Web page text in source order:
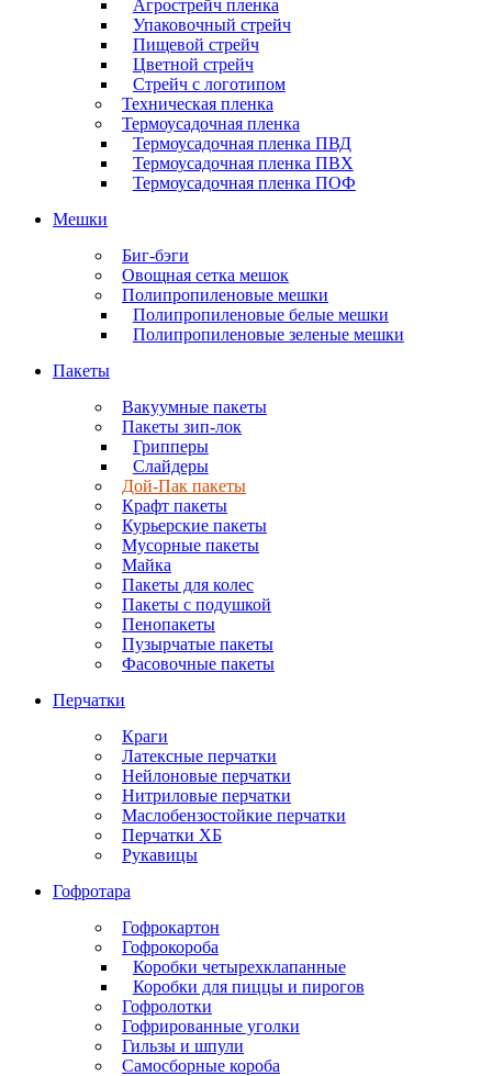
Агрострейч пленка
Упаковочный стрейч
Пищевой стрейч
Цветной стрейч
Стрейч с логотипом
Техническая пленка
Термоусадочная пленка
Термоусадочная пленка ПВД
Термоусадочная пленка ПВХ
Термоусадочная пленка ПОФ
Мешки
Биг-бэги
Овощная сетка мешок
Полипропиленовые мешки
Полипропиленовые белые мешки
Полипропиленовые зеленые мешки
Пакеты
Вакуумные пакеты
Пакеты зип-лок
Грипперы
Слайдеры
Дой-Пак пакеты
Крафт пакеты
Курьерские пакеты
Мусорные пакеты
Майка
Пакеты для колес
Пакеты с подушкой
Пенопакеты
Пузырчатые пакеты
Фасовочные пакеты
Перчатки
Краги
Латексные перчатки
Нейлоновые перчатки
Нитриловые перчатки
Маслобензостойкие перчатки
Перчатки ХБ
Рукавицы
Гофротара
Гофрокартон
Гофрокороба
Коробки четырехклапанные
Коробки для пиццы и пирогов
Гофролотки
Гофрированные уголки
Гильзы и шпули
Самосборные короба